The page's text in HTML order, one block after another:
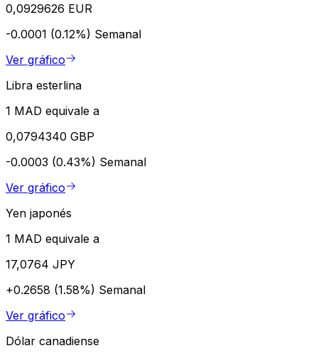
0,0929626 EUR
-0.0001 (0.12%) Semanal
Ver gráfico
Libra esterlina
1 MAD equivale a
0,0794340 GBP
-0.0003 (0.43%) Semanal
Ver gráfico
Yen japonés
1 MAD equivale a
17,0764 JPY
+0.2658 (1.58%) Semanal
Ver gráfico
Dólar canadiense